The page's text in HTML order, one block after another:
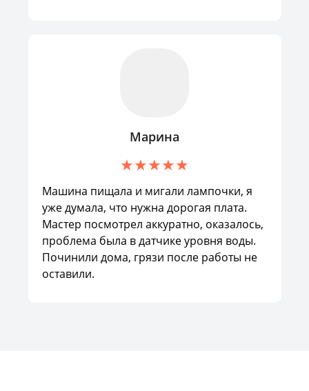
Марина
Машина пищала и мигали лампочки, я
уже думала, что нужна дорогая плата.
Мастер посмотрел аккуратно, оказалось,
проблема была в датчике уровня воды.
Починили дома, грязи после работы не
оставили.